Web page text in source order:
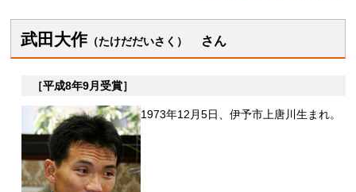
武田大作 （たけだだいさく） さ ん
［平成8年9月受賞］
1973年12月5日、伊予市上唐川生まれ。